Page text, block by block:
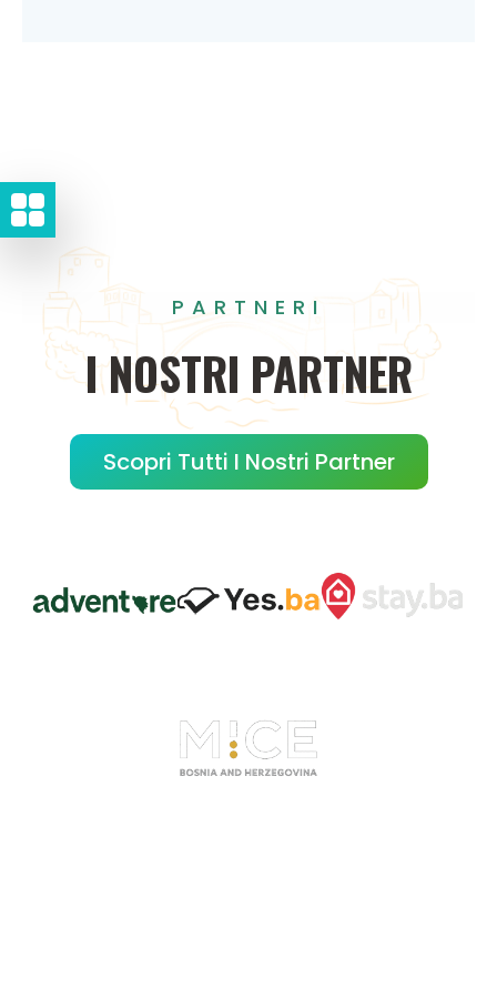
PARTNERI
INOSTRI PARTNER
Scopri Tutti I Nostri Partner